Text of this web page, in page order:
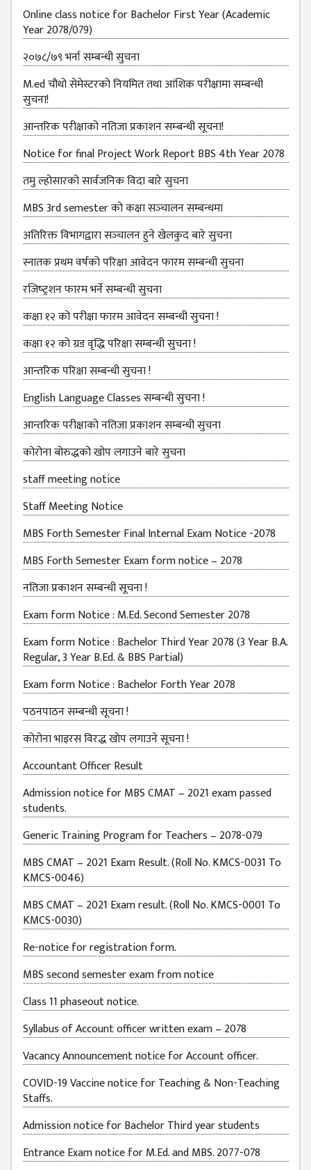
MBS FOURTH
DOWNLOAD
PROJECTED FOR
STUDENTS
CLASS ROUTINE
EXAM ROUTINE
ADMISSION
FORMS
EXAMINATION
FORMS
QUESTIONNAIRE
SCHOLARSHIP
GUIDELINES
OTHERS FORM
DETAILS
REPORTS
ENROLLMENT
TREND
ANALYSES
KMC
GRADUATED
STUDENT
ENROLLMENT
BUDGETS
EMIS 2082-83
DOCUMENTS
NEWS &
EVENT
KMC
EVENT
CALENDAR
KMC
ACADEMIC
CALENDAR
CAREERS
COUNSELING
INTERNSHIP
JOB
PLACEMENT
VACANCY
TENDER
MEDIA
VIDEO
GALLERY
CONTACT
Online class notice for Bachelor First Year (Academic
Year 2078/079)
२०७८/७९ भर्ना सम्बन्धी सुचना
M.ed चौथो सेमेस्टरको नियमित तथा आंशिक परीक्षामा सम्बन्धी
सुचना!
आन्‍तरिक परीक्षाको नतिजा प्रकाशन सम्‍बन्धी सूचना!
Notice for final Project Work Report BBS 4th Year 2078
तमु ल्होसारको सार्वजनिक विदा बारे सुचना
MBS 3rd semester को कक्षा सञ्‍चालन सम्बन्धमा
अतिरिक्त विभागद्वारा सञ्‍चालन हुने खेलकुद बारे सुचना
स्नातक प्रथम वर्षको परिक्षा आवेदन फारम सम्बन्धी सुचना
रजिष्‍ट्रशन फारम भर्ने सम्बन्धी सुचना
कक्षा १२ को परीक्षा फारम आवेदन सम्बन्धी सुचना !
कक्षा १२ को ग्रड वृद्धि परिक्षा सम्बन्धी सुचना !
आन्तरिक परिक्षा सम्बन्धी सुचना !
English Language Classes सम्बन्धी सुचना !
आन्तरिक परीक्षाको नतिजा प्रकाशन सम्बन्धी सुचना
कोरोना बोरुद्धको खोप लगाउने बारे सुचना
staff meeting notice
Staff Meeting Notice
MBS Forth Semester Final Internal Exam Notice -2078
MBS Forth Semester Exam form notice – 2078
नतिजा प्रकाशन सम्बन्धी सूचना !
Exam form Notice : M.Ed. Second Semester 2078
Exam form Notice : Bachelor Third Year 2078 (3 Year B.A.
Regular, 3 Year B.Ed. & BBS Partial)
Exam form Notice : Bachelor Forth Year 2078
पठनपाठन सम्बन्धी सूचना !
कोरोना भाइरस विरद्ध खोप लगाउने सूचना !
Accountant Officer Result
Admission notice for MBS CMAT – 2021 exam passed
students.
Generic Training Program for Teachers – 2078-079
MBS CMAT – 2021 Exam Result. (Roll No. KMCS-0031 To
KMCS-0046)
MBS CMAT – 2021 Exam result. (Roll No. KMCS-0001 To
KMCS-0030)
Re-notice for registration form.
MBS second semester exam from notice
Class 11 phaseout notice.
Syllabus of Account officer written exam – 2078
Vacancy Announcement notice for Account officer.
COVID-19 Vaccine notice for Teaching & Non-Teaching
Staffs.
Admission notice for Bachelor Third year students
Entrance Exam notice for M.Ed. and MBS. 2077-078